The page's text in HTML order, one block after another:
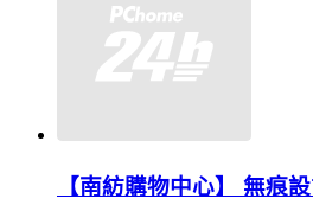
【南紡購物中心】 無痕